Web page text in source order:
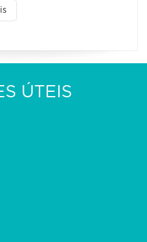
ÚTEIS